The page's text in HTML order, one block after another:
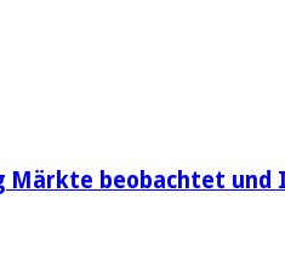
Märkte beobachtet und